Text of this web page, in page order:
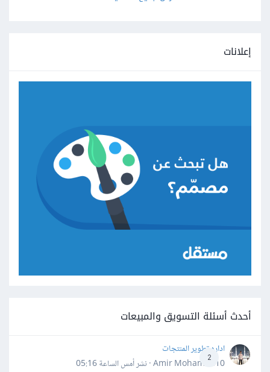
إعلانات
أحدث أسئلة التسويق والمبيعات
2
اداره تطوير المنتجات
Amir Mohamed10 · نشر
أمس الساعة 05:16